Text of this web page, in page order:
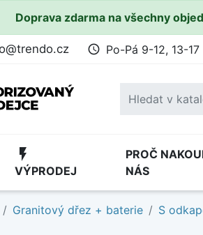
Doprava zdarma na všechny
access_time Po-Pá 9-12, 13-17
flash_on
VÝPRODEJ
PROČ
NÁS
Granitový dřez + baterie S